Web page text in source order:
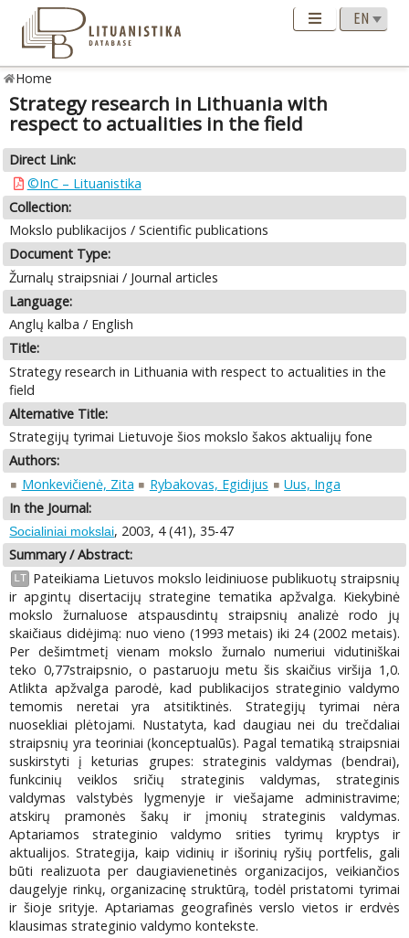
Home
Strategy research in Lithuania with
respect to actualities in the field
Direct Link:
©InC – Lituanistika
Collection:
Mokslo publikacijos / Scientific publications
Document Type:
Žurnalų straipsniai / Journal articles
Language:
Anglų kalba / English
Title:
Strategy research in Lithuania with respect to actualities in the
field
Alternative Title:
Strategijų tyrimai Lietuvoje šios mokslo šakos aktualijų fone
Authors:
Monkevičienė, Zita
Rybakovas, Egidijus
Uus, Inga
In the Journal:
Socialiniai mokslai, 2003, 4 (41), 35-47
Summary / Abstract:
LT
Pateikiama Lietuvos mokslo leidiniuose publikuotų straipsnių
ir apgintų disertacijų strategine tematika apžvalga. Kiekybinė
mokslo žurnaluose atspausdintų straipsnių analizė rodo jų
skaičiaus didėjimą: nuo vieno (1993 metais) iki 24 (2002 metais).
Per dešimtmetį vienam mokslo žurnalo numeriui vidutiniškai
teko 0,77straipsnio, o pastaruoju metu šis skaičius viršija 1,0.
Atlikta apžvalga parodė, kad publikacijos strateginio valdymo
temomis neretai yra atsitiktinės. Strategijų tyrimai nėra
nuosekliai plėtojami. Nustatyta, kad daugiau nei du trečdaliai
straipsnių yra teoriniai (konceptualūs). Pagal tematiką straipsniai
suskirstyti į keturias grupes: strateginis valdymas (bendrai),
funkcinių veiklos sričių strateginis valdymas, strateginis
valdymas valstybės lygmenyje ir viešajame administravime;
atskirų pramonės šakų ir įmonių strateginis valdymas.
Aptariamos strateginio valdymo srities tyrimų kryptys ir
aktualijos. Strategija, kaip vidinių ir išorinių ryšių portfelis, gali
būti realizuota per daugiavienetinės organizacijos, veikiančios
daugelyje rinkų, organizacinę struktūrą, todėl pristatomi tyrimai
ir šioje srityje. Aptariamas geografinės verslo vietos ir erdvės
klausimas strateginio valdymo kontekste.